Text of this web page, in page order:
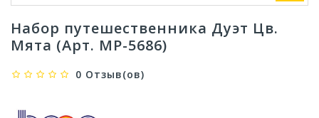
Набор путешественника Дуэт Цв.
Мята (Арт. МР-5686)
0 Отзыв(ов)